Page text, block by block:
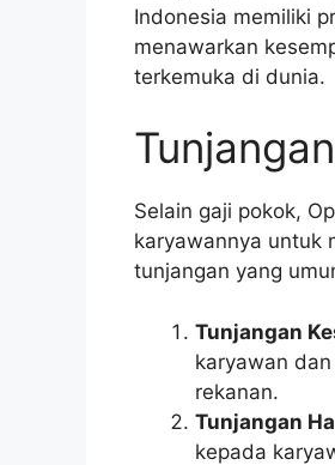
Indonesia memiliki
menawarkan
terkemuka di dunia.
Selain gaji pokok,
karyawannya untuk
tunjangan yang
Tunjangan
karyawan
rekanan.
Tunjangan
kepada